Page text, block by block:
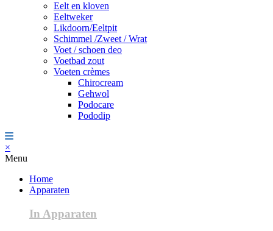
Eelt en kloven
Eeltweker
Likdoorn/Eeltpit
Schimmel /Zweet / Wrat
Voet / schoen deo
Voetbad zout
Voeten crèmes
Chirocream
Gehwol
Podocare
Pododip
×
Menu
Home
Apparaten
In Apparaten